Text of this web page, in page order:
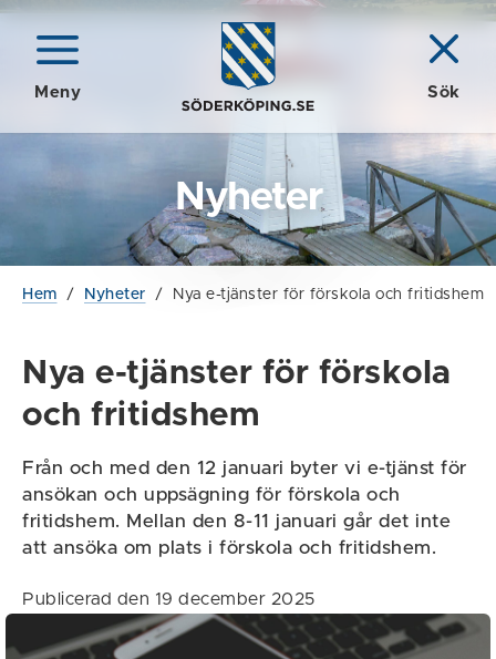
Meny Sök
Nyheter
Hem / Nyheter / Nya e-tjänster för förskola och fritidshem
Nya e-tjänster för förskola
och fritidshem
Från och med den 12 januari byter vi e-tjänst för
ansökan och uppsägning för förskola och
fritidshem. Mellan den 8-11 januari går det inte
att ansöka om plats i förskola och fritidshem.
Publicerad den 19 december 2025